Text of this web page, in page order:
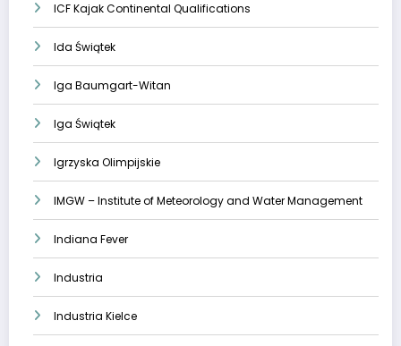
ICF Kajak Continental Qualifications
Ida Świątek
Iga Baumgart-Witan
Iga Świątek
Igrzyska Olimpijskie
IMGW – Institute of Meteorology and Water Management
Indiana Fever
Industria
Industria Kielce